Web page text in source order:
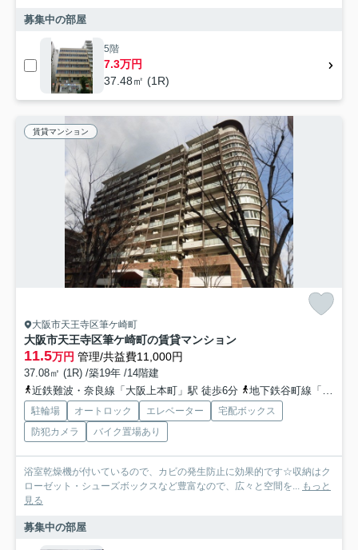
募集中の部屋
5階
7.3万円
37.48㎡ (1R)
賃貸マンション
大阪市天王寺区筆ケ崎町
大阪市天王寺区筆ケ崎町の賃貸マンション
11.5万円 管理/共益費11,000円
37.08㎡ (1R) /築19年 /14階建
近鉄難波・奈良線「大阪上本町」駅 徒歩6分
地下鉄谷町線「谷町九丁目」駅 徒歩8分
駐輪場 オートロック エレベーター
宅配ボックス
防犯カメラ
バイク置場あり
浴室乾燥機が付いているので、カビの発生防止に効果的です☆収納はク
ローゼット・シューズボックスなど豊富なので、広々と空間を... もっと
見る
募集中の部屋